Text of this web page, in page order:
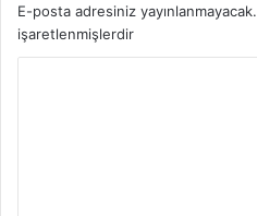
E-posta adresiniz yayınlanmayacak.
işaretlenmişlerdir